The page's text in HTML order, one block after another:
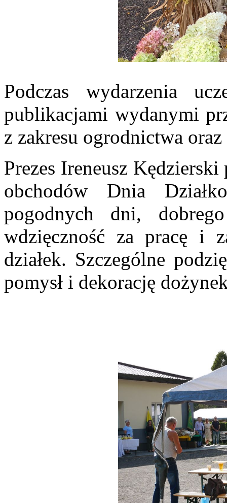
Podczas wydarzenia
publikacjami wydanymi
z zakresu ogrodnictwa
Prezes Ireneusz
obchodów Dnia
pogodnych dni,
wdzięczność za pracę i
działek. Szczególne
pomysł i dekorację